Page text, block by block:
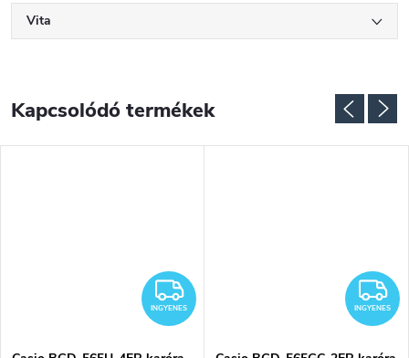
Vita
Kapcsolódó termékek
INGYENES
INGYENES INGYENES